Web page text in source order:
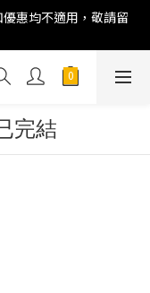
惠均不適用，敬請留
完結